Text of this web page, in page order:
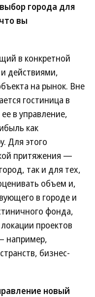
города для
вы
в конкретной
действиями,
на рынок. Вне
гостиница в
в управление,
как
Для этого
притяжения —
так и для тех,
объем и,
в городе и
фонда,
проектов
например,
бизнес-
новый